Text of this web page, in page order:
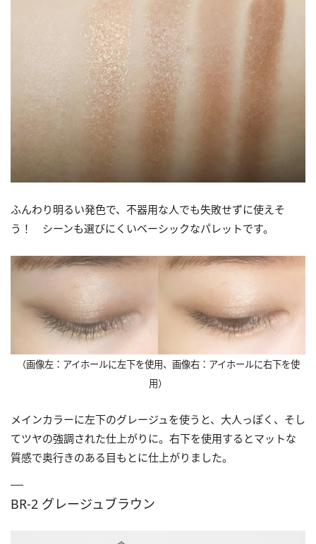
ふんわり明るい発色で、不器用な人でも失敗せずに使えそ
う！ シーンも選びにくいベーシックなパレットです。
（画像左：アイホールに左下を使用、画像右：アイホールに右下を使
用）
メインカラーに左下のグレージュを使うと、大人っぽく、そし
てツヤの強調された仕上がりに。右下を使用するとマットな
質感で奥行きのある目もとに仕上がりました。
BR-2 グレージュブラウン